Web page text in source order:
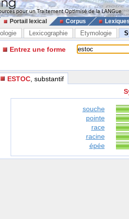
Portail lexical Corpus
Lexicographie Etymologie
Entrez une forme
ESTOC , substantif
souche
pointe
race
racine
épée